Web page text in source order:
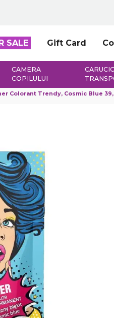
SALE Gift Card
CAMERA
COPILULUI
Colorant Trendy, Cosmic Blue